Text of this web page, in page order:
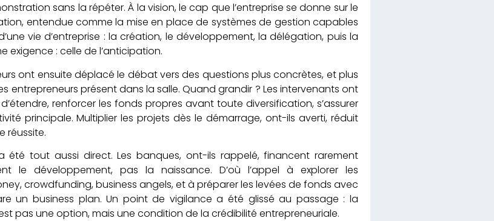
sans la répéter. À la vision, le cap que l’entreprise se donne sur le
entendue comme la mise en place de systèmes de gestion capables
vie d’entreprise : la création, le développement, la délégation, puis la
exigence : celle de l’anticipation.
ont ensuite déplacé le débat vers des questions plus concrètes, et plus
entrepreneurs présent dans la salle. Quand grandir ? Les intervenants ont
renforcer les fonds propres avant toute diversification, s’assurer
principale. Multiplier les projets dès le démarrage, ont-ils averti, réduit
réussite.
été tout aussi direct. Les banques, ont-ils rappelé, financent rarement
le développement, pas la naissance. D’où l’appel à explorer les
crowdfunding, business angels, et à préparer les levées de fonds avec
un business plan. Un point de vigilance a été glissé au passage : la
pas une option, mais une condition de la crédibilité entrepreneuriale.